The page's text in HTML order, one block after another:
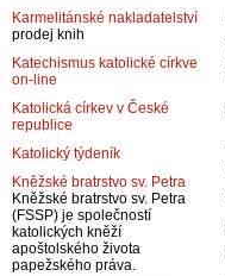
Karmelitánské nakladatelství
prodej knih
Katechismus katolické církve
on-line
Katolická církev v České
republice
Katolický týdeník
Kněžské bratrstvo sv. Petra
Kněžské bratrstvo sv. Petra
(FSSP) je společností
katolických kněží
apoštolského života
papežského práva.